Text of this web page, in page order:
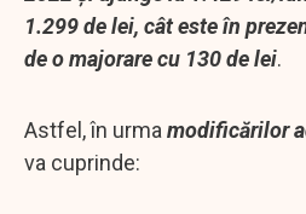
1.299 de lei, cât este în
de o majorare cu 130 de lei.
Astfel, în urma modificărilor
va cuprinde: